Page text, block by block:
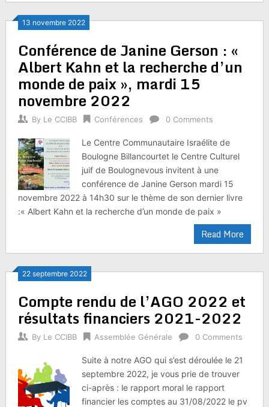
13 novembre 2022
Conférence de Janine Gerson : «
Albert Kahn et la recherche d’un
monde de paix », mardi 15
novembre 2022
By Le CCIBB Conférences 0 Comments
Le Centre Communautaire Israélite de
Boulogne Billancourtet le Centre Culturel
juif de Boulognevous invitent à une
conférence de Janine Gerson mardi 15
novembre 2022 à 14h30 sur le thème de son dernier livre
:« Albert Kahn et la recherche d’un monde de paix »
Read More
22 septembre 2022
Compte rendu de l’AGO 2022 et
résultats financiers 2021-2022
By Le CCIBB Assemblée Générale 0 Comments
Suite à notre AGO qui s’est déroulée le 21
septembre 2022, je vous prie de trouver
ci-après : le rapport moral le rapport
financier les comptes au 31/08/2022 le pv